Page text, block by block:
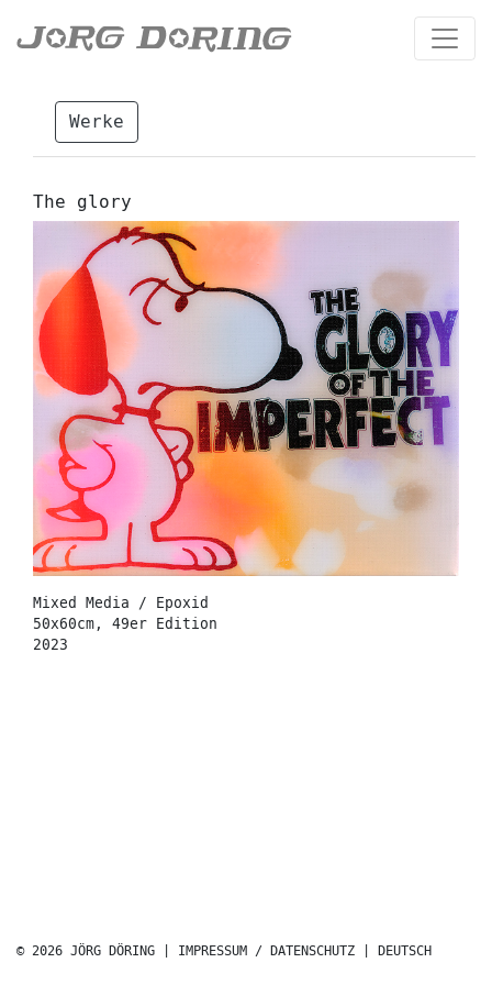
Werke
The glory
Mixed Media / Epoxid
50x60cm, 49er Edition
2023
© 2026 JÖRG DÖRING | IMPRESSUM / DATENSCHUTZ DEUTSCH